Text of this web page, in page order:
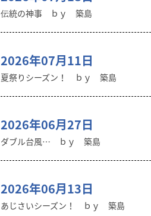
伝統の神事 ｂｙ 築島
2026年07月11日
夏祭りシーズン！ ｂｙ 築島
2026年06月27日
ダブル台風… ｂｙ 築島
2026年06月13日
あじさいシーズン！ ｂｙ 築島